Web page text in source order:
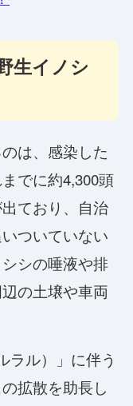
生イノシ
は、感染した
でに約4,300頭
ており、自治
ついていない
シの唾液や排
の土壌や車両
ラル）」に伴う
拡散を助長し